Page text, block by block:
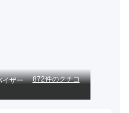
872件のクチコ